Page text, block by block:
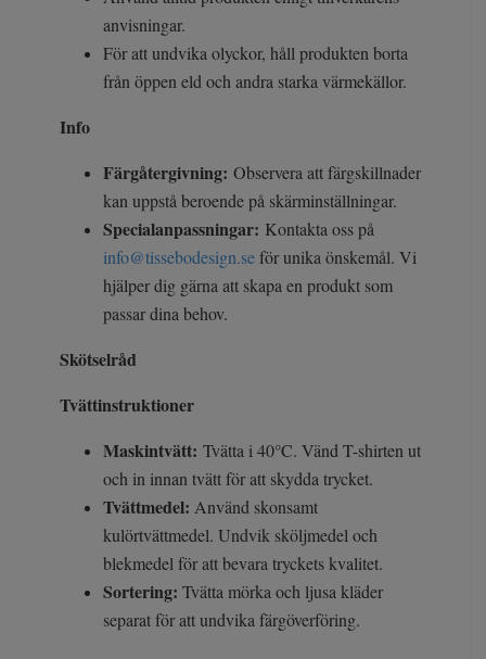
anvisningar.
För att undvika olyckor, håll produkten borta
från öppen eld och andra starka värmekällor.
Info
Färgåtergivning: Observera att färgskillnader
kan uppstå beroende på skärminställningar.
Specialanpassningar: Kontakta oss på
info@tissebodesign.seför unika önskemål. Vi
hjälper dig gärna att skapa en produkt som
passar dina behov.
Skötselråd
Tvättinstruktioner
Maskintvätt: Tvätta i 40°C. Vänd T-shirten ut
och in innan tvätt för att skydda trycket.
Tvättmedel: Använd skonsamt
kulörtvättmedel. Undvik sköljmedel och
blekmedel för att bevara tryckets kvalitet.
Sortering: Tvätta mörka och ljusa kläder
separat för att undvika färgöverföring.